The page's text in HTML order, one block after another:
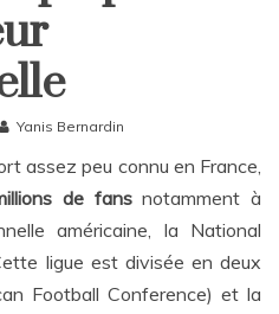
Yanis Bernardin
assez peu connu en France,
de fansnotamment à
américaine, la National
ligue est divisée en deux
Football Conference) et la